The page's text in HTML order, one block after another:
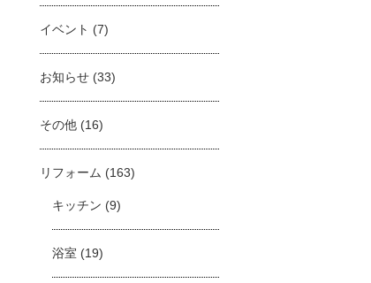
イベント (7)
お知らせ (33)
その他 (16)
リフォーム (163)
キッチン (9)
浴室 (19)